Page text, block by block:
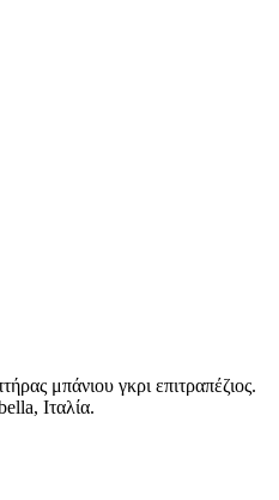
μπάνιου γκρι επιτραπέζιος.
Ιταλία.